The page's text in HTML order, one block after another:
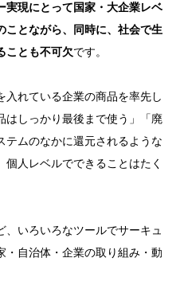
実現にとって国家・大企業レベ
ことながら、同時に、社会で生
ことも不可欠です。
入れている企業の商品を率先し
はしっかり最後まで使う」「廃
テムのなかに還元されるような
人レベルでできることはたく
、いろいろなツールでサーキュ
・自治体・企業の取り組み・動